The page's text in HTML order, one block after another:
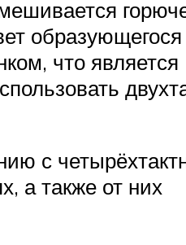
образующегося
что является
с
а также от них